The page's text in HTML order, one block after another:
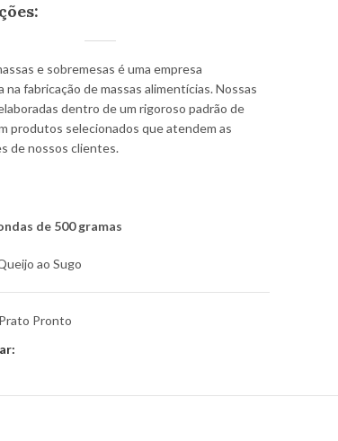
e sobremesas é uma empresa
na fabricação de massas alimentícias. Nossas
dentro de um rigoroso padrão de
produtos selecionados que atendem as
de nossos clientes.
de 500 gramas
ao Sugo
Prato Pronto